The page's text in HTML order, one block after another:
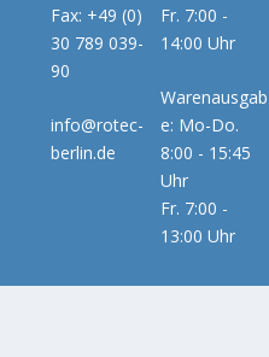
Fax: +49 (0)
30 789 039-
90
info@rotec-
berlin.de
Fr. 7:00 -
14:00 Uhr
Warenausgab
e: Mo-Do.
8:00 - 15:45
Uhr
Fr. 7:00 -
13:00 Uhr